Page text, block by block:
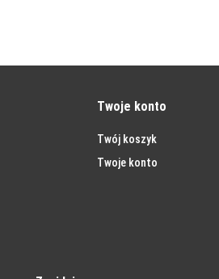
Twoje konto
Twój koszyk
Twoje konto